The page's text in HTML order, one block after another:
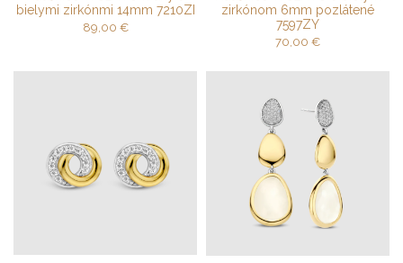
bielymi zirkónmi 14mm 7210ZI
89,00 €
zirkónom 6mm pozlátené
7597ZY
70,00 €